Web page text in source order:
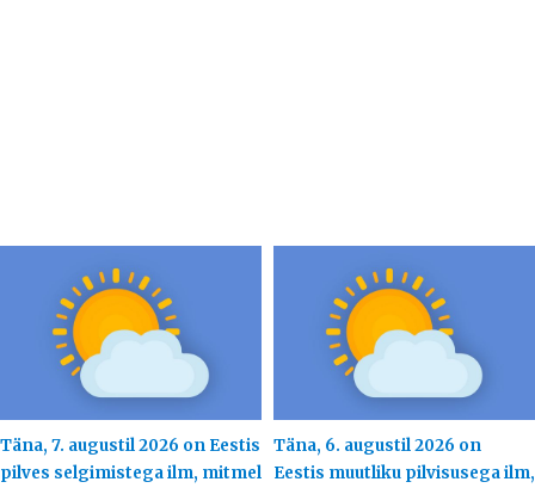
Täna, 7. augustil 2026 on Eestis
pilves selgimistega ilm, mitmel
Täna, 6. augustil 2026 on
Eestis muutliku pilvisusega ilm,